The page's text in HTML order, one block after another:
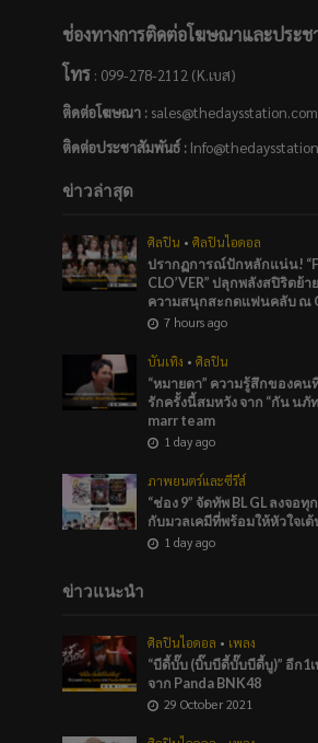
ช่องทางการติดต่อโฆษณาและประ
โทร: 099-278-2112 (K.เบส)
ติดต่อโฆษณา :sales@thedaysstation.com
ติดต่อประชาสัมพันธ์:
ข่าวล่าสุด
ศิลปิน • ศิลปินไอดอล
ปรากฏการณ์ปักหลักแน่น!
CLO’VER” ปลุกพลังสปิริตย้
ความสนุกสะกดแฟนคลับ ณ
7 hours ago
บันเทิง • ศิลปิน
“หมายตา” ความรู้สึกของค
รักครั้งนี้สมหวัง จาก “กัน นภั
marr team
1 day ago
ภาพยนตร์และซีรีส์
“ช่อง 9” จัดทัพ BL GL ลงจอ
กับมวลเคมีที่พร้อมให้หัวใจเต้
1 day ago
ข่าวแนะนำ
ศิลปินไอดอล • เพลง
“บีดี้บั๊บ (บิ๊บบีดี้บั๊บบีดี้บู)” อีก1
จาก Panda BNK48
29 October 2021